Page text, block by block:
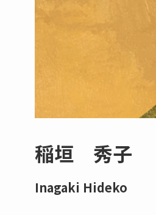
稲垣 秀子
Inagaki Hideko